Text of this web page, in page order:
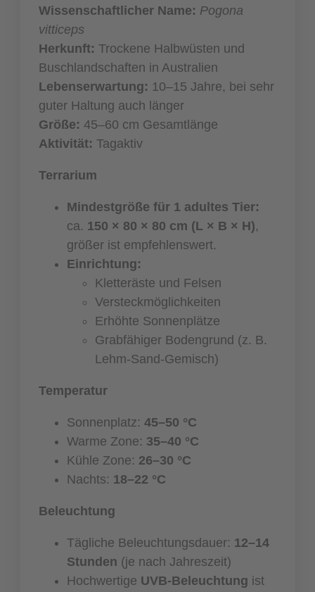
Wissenschaftlicher Name: Pogona
vitticeps
Herkunft: Trockene Halbwüsten und
Buschlandschaften in Australien
Lebenserwartung: 10–15 Jahre, bei sehr
guter Haltung auch länger
Größe: 45–60 cm Gesamtlänge
Aktivität: Tagaktiv
Terrarium
Mindestgröße für 1 adultes Tier:
ca. 150 × 80 × 80 cm (L × B × H),
größer ist empfehlenswert.
Einrichtung:
Kletteräste und Felsen
Versteckmöglichkeiten
Erhöhte Sonnenplätze
Grabfähiger Bodengrund (z. B.
Lehm-Sand-Gemisch)
Temperatur
Sonnenplatz: 45–50 °C
Warme Zone: 35–40 °C
Kühle Zone: 26–30 °C
Nachts: 18–22 °C
Beleuchtung
Tägliche Beleuchtungsdauer: 12–14
Stunden (je nach Jahreszeit)
Hochwertige UVB-Beleuchtung ist